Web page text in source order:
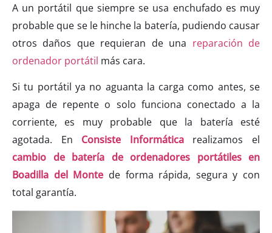
A un portátil que siempre se usa enchufado es muy
probable que se le hinche la batería, pudiendo causar
otros daños que requieran de una reparación de
ordenador portátil más cara.
Si tu portátil ya no aguanta la carga como antes, se
apaga de repente o solo funciona conectado a la
corriente, es muy probable que la batería esté
agotada. En Consiste Informáticarealizamos el
cambio de batería de ordenadores portátiles en
Boadilla del Monte de forma rápida, segura y con
total garantía.